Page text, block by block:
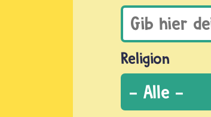
Religion